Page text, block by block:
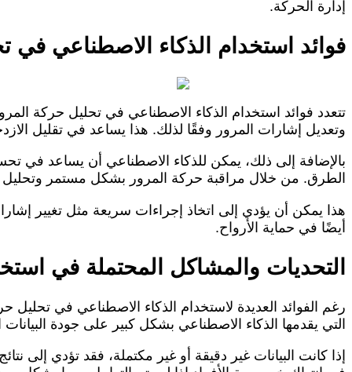
إدارة الحركة.
فوائد استخدام الذكاء الاصطناعي في
تتعدد فوائد استخدام الذكاء الاصطناعي في تحليل حركة
وتعديل إشارات المرور وفقًا لذلك. هذا يساعد في تقليل
بالإضافة إلى ذلك، يمكن للذكاء الاصطناعي أن يساعد في
الطرق. من خلال مراقبة حركة المرور بشكل مستمر وتحليل
هذا يمكن أن يؤدي إلى اتخاذ إجراءات سريعة مثل تغيير
أيضًا في حماية الأرواح.
التحديات والمشاكل المحتملة في
رغم الفوائد العديدة لاستخدام الذكاء الاصطناعي في تحليل
التي يقدمها الذكاء الاصطناعي بشكل كبير على جودة البيانات
إذا كانت البيانات غير دقيقة أو غير مكتملة، فقد تؤدي إلى